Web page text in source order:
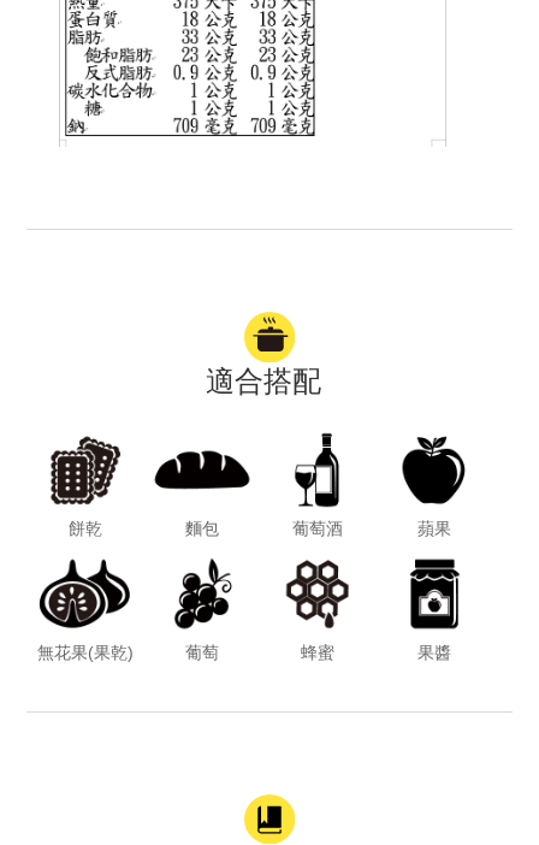
適合搭配
餅乾 麵包 葡萄酒 蘋果
無花果(果乾) 葡萄 蜂蜜 果醬